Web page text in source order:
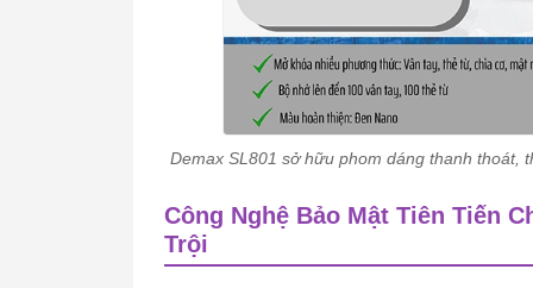
Demax SL801 sở hữu phom dáng thanh thoát,
Công Nghệ Bảo Mật Tiên Tiến
Trội